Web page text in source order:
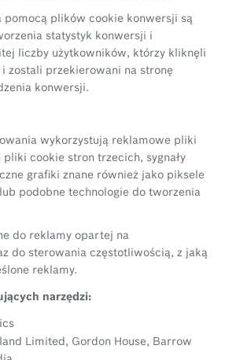
pomocą plików cookie konwersji są
statystyk konwersji i
liczby użytkowników, którzy kliknęli
zostali przekierowani na stronę
konwersji.
wykorzystują reklamowe pliki
cookie stron trzecich, sygnały
grafiki znane również jako piksele
podobne technologie do tworzenia
do reklamy opartej na
do sterowania częstotliwością, z jaką
reklamy.
narzędzi:
Limited, Gordon House, Barrow